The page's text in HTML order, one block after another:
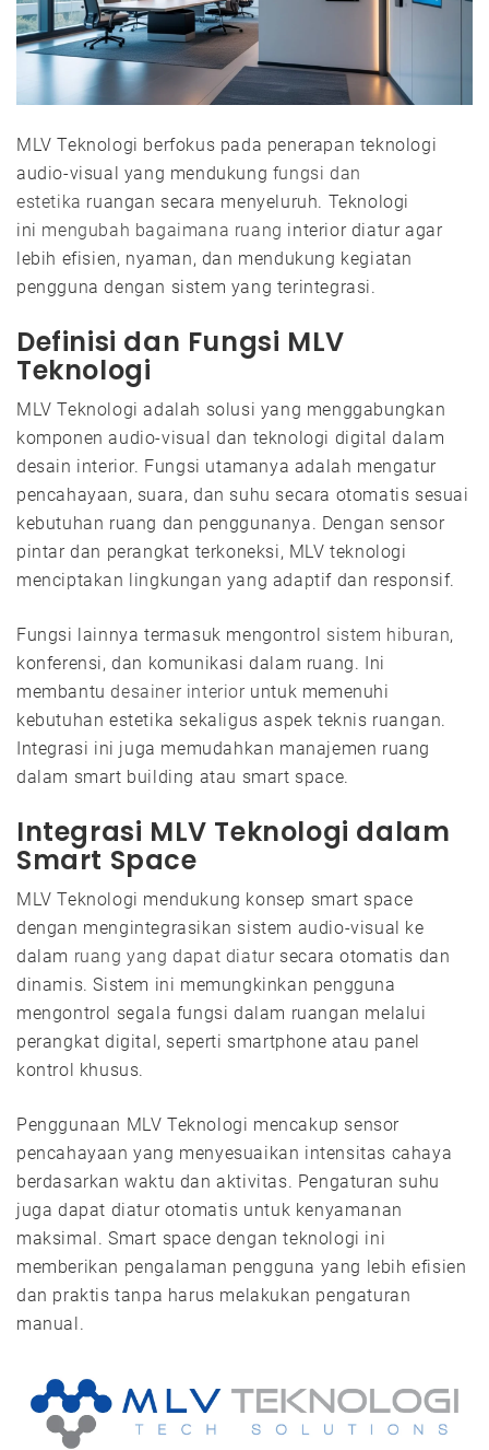
MLV Teknologi berfokus pada penerapan teknologi
audio-visual yang mendukung fungsi dan
estetika ruangan secara menyeluruh. Teknologi
ini mengubah bagaimana ruang interior diatur agar
lebih efisien, nyaman, dan mendukung kegiatan
pengguna dengan sistem yang terintegrasi.
Definisi dan Fungsi MLV
Teknologi
MLV Teknologi adalah solusi yang menggabungkan
komponen audio-visual dan teknologi digital dalam
desain interior. Fungsi utamanya adalah mengatur
pencahayaan, suara, dan suhu secara otomatis sesuai
kebutuhan ruang dan penggunanya. Dengan sensor
pintar dan perangkat terkoneksi, MLV teknologi
menciptakan lingkungan yang adaptif dan responsif.
Fungsi lainnya termasuk mengontrol sistem hiburan,
konferensi, dan komunikasi dalam ruang. Ini
membantudesainer interioruntuk memenuhi
kebutuhan estetika sekaligus aspek teknis ruangan.
Integrasi ini juga memudahkan manajemen ruang
dalam smart building atau smart space.
Integrasi MLV Teknologi dalam
Smart Space
MLV Teknologi mendukung konsep smart space
dengan mengintegrasikan sistem audio-visual ke
dalam ruang yang dapat diatursecara otomatis dan
dinamis. Sistem ini memungkinkan pengguna
mengontrol segala fungsi dalam ruangan melalui
perangkat digital, seperti smartphone atau panel
kontrol khusus.
Penggunaan MLV Teknologi mencakup sensor
pencahayaan yang menyesuaikan intensitas cahaya
berdasarkan waktu dan aktivitas. Pengaturan suhu
juga dapat diatur otomatis untuk kenyamanan
maksimal. Smart space dengan teknologi ini
memberikan pengalaman pengguna yang lebih efisien
dan praktis tanpa harus melakukan pengaturan
manual.